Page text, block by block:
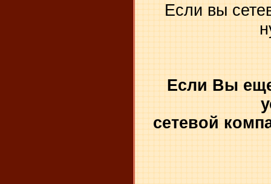
Если вы
Если Вы
сетевой